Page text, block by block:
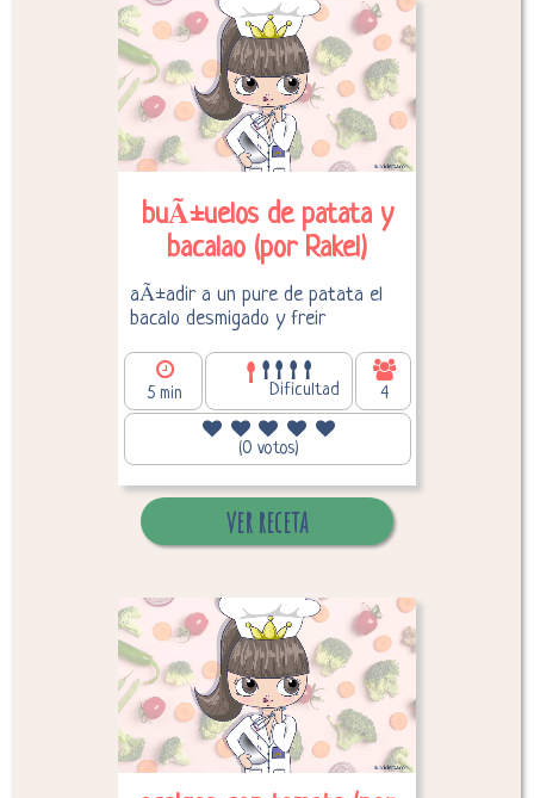
buÃ±uelos de patata y
bacalao (por Rakel)
aÃ±adir a un pure de patata el
bacalo desmigado y freir
5 min Dificultad 4
(0 votos)
Desglose de calorías
Calorías por persona:
171,33
ver receta
Desglose de calorías